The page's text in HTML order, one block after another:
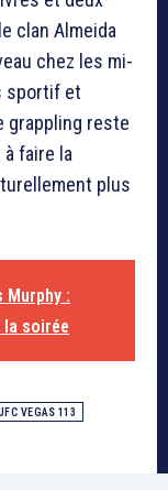
clan Almeida
chez les mi-
sportif et
grappling reste
faire la
plus
Murphy :
soirée
VEGAS 113